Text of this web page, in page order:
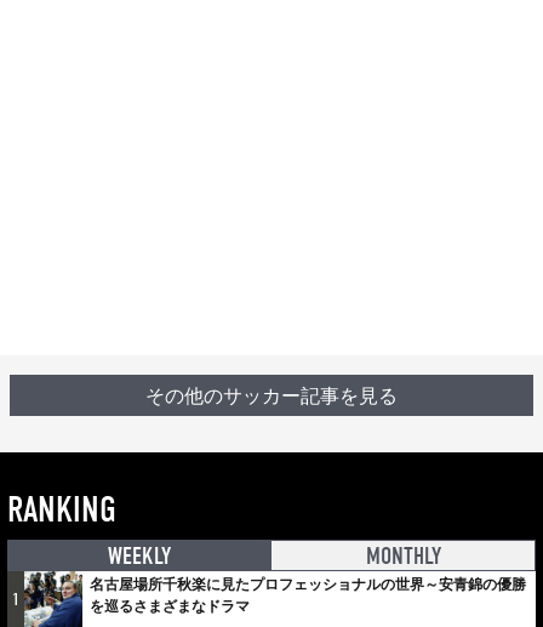
その他のサッカー記事を見る
RANKING
WEEKLY MONTHLY
1
名古屋場所千秋楽に見たプロフェッショナルの世界～安青錦の優勝
を巡るさまざまなドラマ